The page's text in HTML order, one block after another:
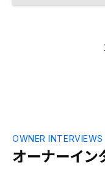
オーナーイン
OWNER INTERVIEWS